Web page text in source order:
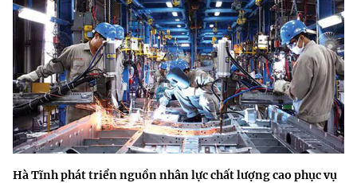
Hà Tĩnh phát triển nguồn nhân lực chất lượng cao phục vụ